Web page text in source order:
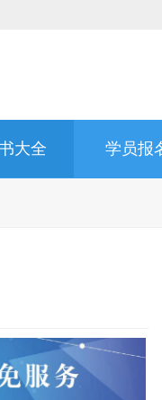
大全 学员报